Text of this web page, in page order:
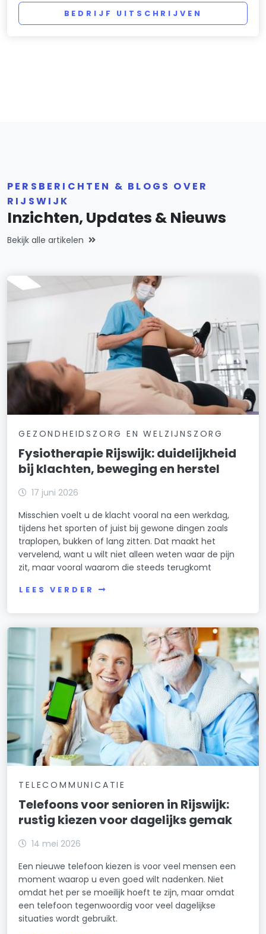
BEDRIJF UITSCHRIJVEN
PERSBERICHTEN & BLOGS OVER
RIJSWIJK
Inzichten, Updates & Nieuws
Bekijk alle artikelen
GEZONDHEIDSZORG EN WELZIJNSZORG
Fysiotherapie Rijswijk: duidelijkheid
bij klachten, beweging en herstel
17 juni 2026
Misschien voelt u de klacht vooral na een werkdag,
tijdens het sporten of juist bij gewone dingen zoals
traplopen, bukken of lang zitten. Dat maakt het
vervelend, want u wilt niet alleen weten waar de pijn
zit, maar vooral waarom die steeds terugkomt
LEES VERDER
TELECOMMUNICATIE
Telefoons voor senioren in Rijswijk:
rustig kiezen voor dagelijks gemak
14 mei 2026
Een nieuwe telefoon kiezen is voor veel mensen een
moment waarop u even goed wilt nadenken. Niet
omdat het per se moeilijk hoeft te zijn, maar omdat
een telefoon tegenwoordig voor veel dagelijkse
situaties wordt gebruikt.